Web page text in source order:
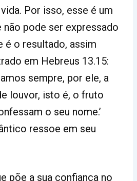
Por isso, esse é um
pode ser expressado
é o resultado, assim
em Hebreus 13.15:
sempre, por ele, a
louvor, isto é, o fruto
o seu nome.’
ressoe em seu
põe a sua confiança no